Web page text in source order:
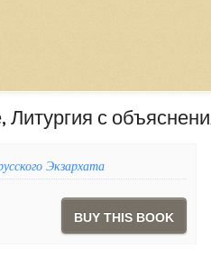
с
Экзархата
BUY THIS BOOK